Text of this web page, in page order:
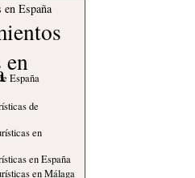
España
en
España
de
en
en España
en Málaga